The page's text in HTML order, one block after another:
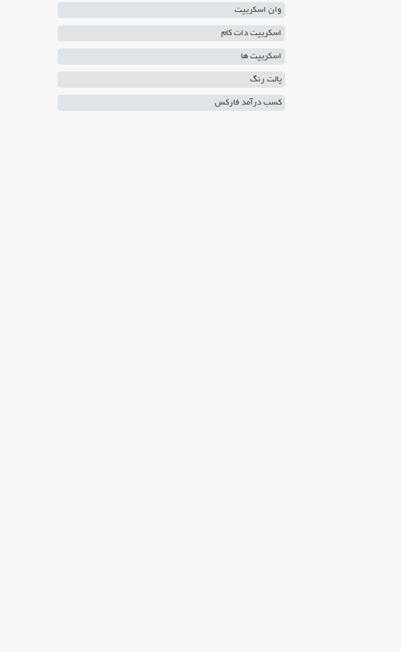
وان اسکریپت
اسکریپت دات کام
اسکریپت ها
پالت رنگ
کسب درآمد فارکس